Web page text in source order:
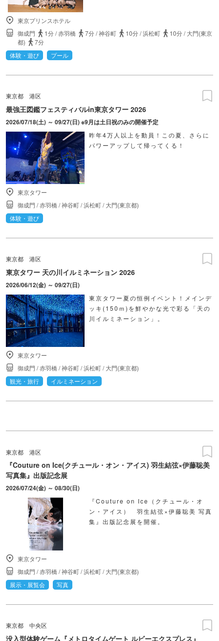
東京プリンスホテル
御成門
1分/赤羽橋 7分/神谷町 10分/浜松町 10分/大門(東京
都)
7分
体験・遊び
プール
東京都 港区
最強王図鑑フェスティバルin東京タワー 2026
2026/07/18(土) ～ 09/27(日) ※9月は土日祝のみの開催予定
昨年4万人以上を動員！この夏、さらに
パワーアップして帰ってくる！
東京タワー
御成門 /赤羽橋/神谷町/浜松町/大門(東京都)
体験・遊び
東京都 港区
東京タワー 天の川イルミネーション 2026
2026/06/12(金) ～ 09/27(日)
東京タワー夏の恒例イベント！メインデ
ッキ(150ｍ)を鮮やかな光で彩る「天の
川イルミネーション」。
東京タワー
御成門 /赤羽橋/神谷町/浜松町/大門(東京都)
観光・旅行
イルミネーション
東京都 港区
『Couture on Ice(クチュール・オン・アイス) 羽生結弦×伊藤聡美
写真集』出版記念展
2026/07/24(金) ～ 08/30(日)
『Couture on Ice（クチュール・オ
ン・アイス） 羽生結弦×伊藤聡美 写真
集』出版記念展を開催。
東京タワー
御成門 /赤羽橋/神谷町/浜松町/大門(東京都)
展示・展覧会
写真
東京都 中央区
没入型体験ゲーム『メトロタイムゲート ルビーエクスプレス』